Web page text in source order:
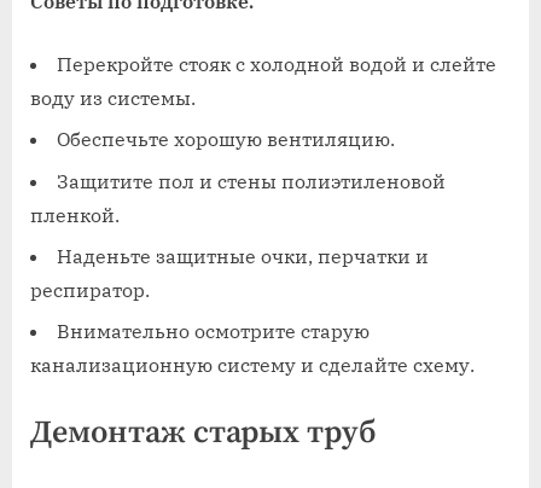
Перекройте стояк с холодной водой и слейте
воду из системы.
Обеспечьте хорошую вентиляцию.
Защитите пол и стены полиэтиленовой
пленкой.
Наденьте защитные очки‚ перчатки и
респиратор.
Внимательно осмотрите старую
канализационную систему и сделайте схему.
Демонтаж старых труб